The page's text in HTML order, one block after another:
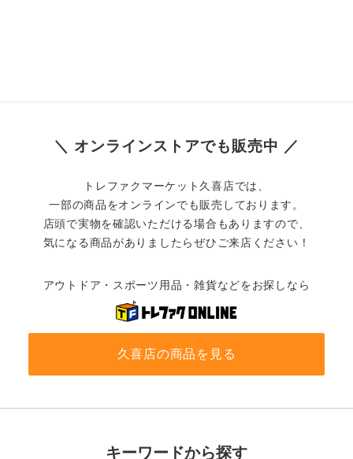
＼ オンラインストアでも販売中 ／
トレファクマーケット久喜店では、
一部の商品をオンラインでも販売しております。
店頭で実物を確認いただける場合もありますので、
気になる商品がありましたらぜひご来店ください！
アウトドア・スポーツ用品・雑貨などをお探しなら
久喜店の商品を見る
キーワードから探す